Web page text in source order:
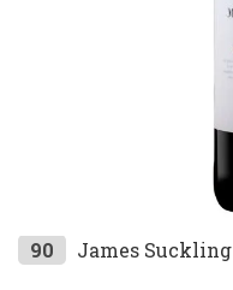
Zum
90 James Suckling